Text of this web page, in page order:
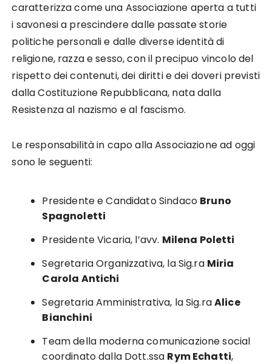
caratterizza come una Associazione aperta a tutti
i savonesi a prescindere dalle passate storie
politiche personali e dalle diverse identità di
religione, razza e sesso, con il precipuo vincolo del
rispetto dei contenuti, dei diritti e dei doveri previsti
dalla Costituzione Repubblicana, nata dalla
Resistenza al nazismo e al fascismo.
Le responsabilità in capo alla Associazione ad oggi
sono le seguenti:
Presidente e Candidato Sindaco Bruno
Spagnoletti
Presidente Vicaria, l’avv. Milena Poletti
Segretaria Organizzativa, la Sig.ra Miria
Carola Antichi
Segretaria Amministrativa, la Sig.raAlice
Bianchini
Team della moderna comunicazione social
coordinato dalla Dott.ssa Rym Echatti,